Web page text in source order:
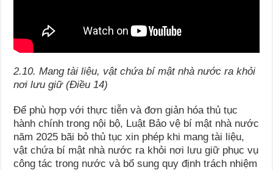
2.10. Mang tài liệu, vật chứa bí mật nhà nước ra khỏi
nơi lưu giữ (Điều 14)
Để phù hợp với thực tiễn và đơn giản hóa thủ tục
hành chính trong nội bộ, Luật Bảo vệ bí mật nhà nước
năm 2025 bãi bỏ thủ tục xin phép khi mang tài liệu,
vật chứa bí mật nhà nước ra khỏi nơi lưu giữ phục vụ
công tác trong nước và bổ sung quy định trách nhiệm